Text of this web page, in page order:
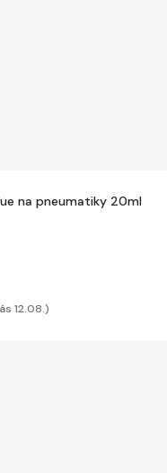
na pneumatiky 20ml
12.08.)